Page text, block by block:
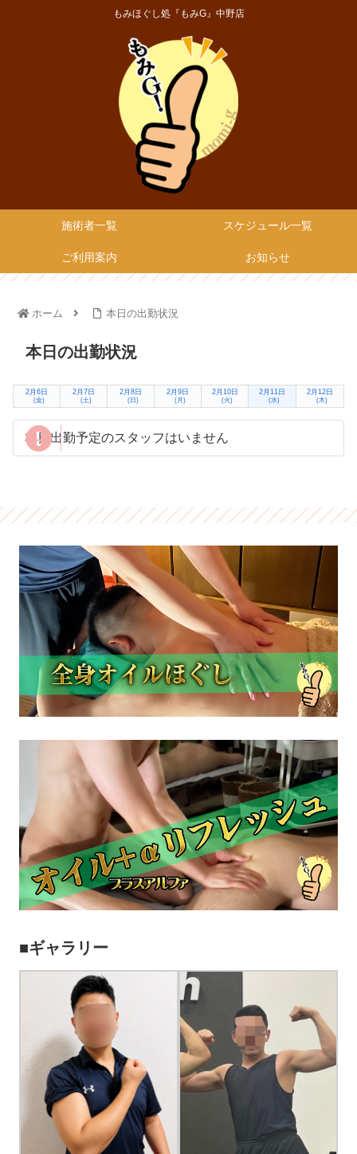
もみほぐし処『もみG』中野店
施術者一覧 スケジュール一覧
ご利用案内 お知らせ
ホーム 本日の出勤状況
本日の出勤状況
2月6日
(金)
2月7日
(土)
2月8日
(日)
2月9日
(月)
2月10日
(火)
2月11日
(水)
2月12日
(木)
本日出勤予定のスタッフはいません
■ギャラリー